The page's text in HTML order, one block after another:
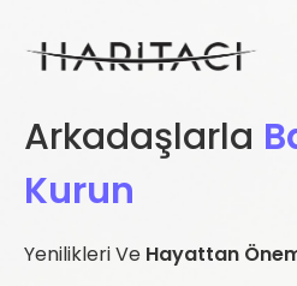
Arkadaşlarla
Kurun
Yenilikleri Ve Hayattan